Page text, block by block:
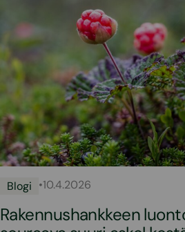
Blogi •10.4.2026
Rakennushankkeen